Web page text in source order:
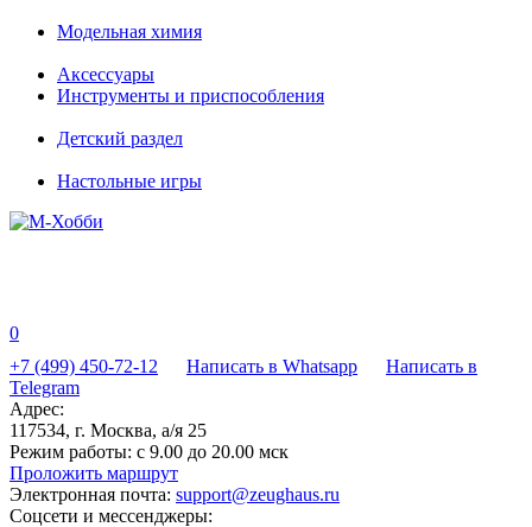
Модельная химия
Аксессуары
Инструменты и приспособления
Детский раздел
Настольные игры
0
+7 (499) 450-72-12
Написать в Whatsapp
Написать в
Telegram
Адрес:
117534, г. Москва, а/я 25
Режим работы: с 9.00 до 20.00 мск
Проложить маршрут
Электронная почта: support@zeughaus.ru
Соцсети и мессенджеры: